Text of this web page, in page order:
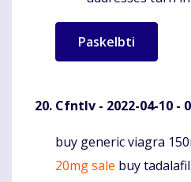
Cfntlv - 2022-04-10 -
Komentaras
buy generic viagra
20mg sale buy